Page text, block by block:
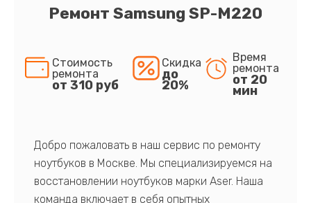
Ремонт Samsung SP-M220
Стоимость
ремонта
от 310 руб
Скидка
до
20%
Время
ремонта
от 20
мин
Добро пожаловать в наш сервис по ремонту
ноутбуков в Москве. Мы специализируемся на
восстановлении ноутбуков марки Aser. Наша
команда включает в себя опытных